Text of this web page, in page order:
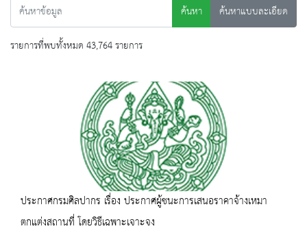
ค้นหา
ค้นหาแบบละเอียด
รายการที่พบทั้งหมด 43,764 รายการ
ประกาศกรมศิลปากร เรื่อง ประกาศผู้ชนะการเสนอราคาจ้างเหมา
ตกแต่งสถานที่ โดยวิธีเฉพาะเจาะจง